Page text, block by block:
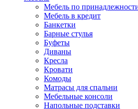
Мебель по
Мебель в кредит
Банкетки
Барные стулья
Буфеты
Диваны
Кресла
Кровати
Комоды
Матрасы для спальни
Мебельные консоли
Напольные подставки